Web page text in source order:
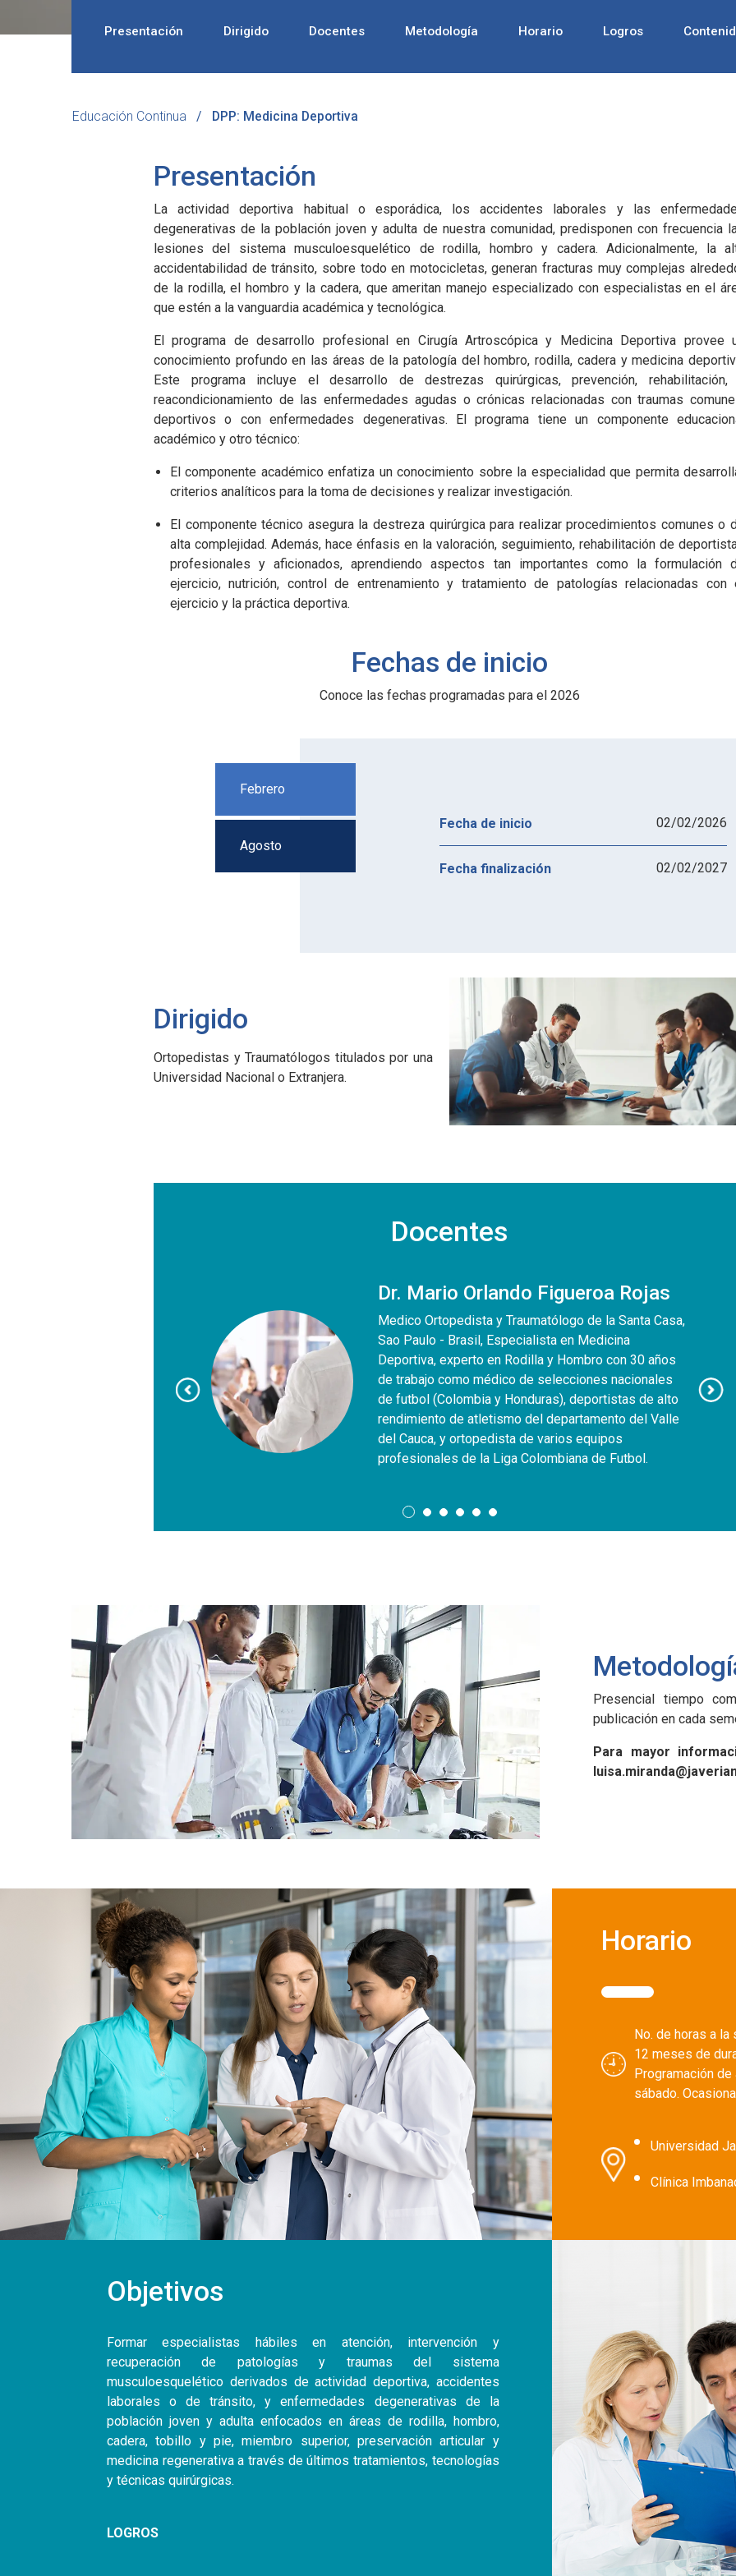
Presentación Dirigido Docentes Metodología Horario Logros
Educación Continua DPP: Medicina Deportiva
Presentación
La actividad deportiva habitual o esporádica, los accidentes laborales y las
degenerativas de la población joven y adulta de nuestra comunidad, predisponen con frecuencia
lesiones del sistema musculoesquelético de rodilla, hombro y cadera. Adicionalmente, la
accidentabilidad de tránsito, sobre todo en motocicletas, generan fracturas muy complejas
de la rodilla, el hombro y la cadera, que ameritan manejo especializado con especialistas en el
que estén a la vanguardia académica y tecnológica.
El programa de desarrollo profesional en Cirugía Artroscópica y Medicina Deportiva provee
conocimiento profundo en las áreas de la patología del hombro, rodilla, cadera y medicina
Este programa incluye el desarrollo de destrezas quirúrgicas, prevención,
reacondicionamiento de las enfermedades agudas o crónicas relacionadas con traumas
deportivos o con enfermedades degenerativas. El programa tiene un componente
académico y otro técnico:
El componente académico enfatiza un conocimiento sobre la especialidad que permita
criterios analíticos para la toma de decisiones y realizar investigación.
El componente técnico asegura la destreza quirúrgica para realizar procedimientos comunes o
alta complejidad. Además, hace énfasis en la valoración, seguimiento, rehabilitación de
profesionales y aficionados, aprendiendo aspectos tan importantes como la formulación
ejercicio, nutrición, control de entrenamiento y tratamiento de patologías relacionadas con
ejercicio y la práctica deportiva.
Fechas de inicio
Conoce las fechas programadas para el 2026
Febrero
Fecha de inicio 02/02/2026
Fecha finalización 02/02/2027
Agosto
Dirigido
Ortopedistas y Traumatólogos titulados por una
Universidad Nacional o Extranjera.
Docentes
varios equipos profesionales de
de Futbol y actualmente Jefe del
Dr. Mario Orlando Figueroa Rojas
Medico Ortopedista y Traumatólogo de la Santa Casa,
Sao Paulo - Brasil, Especialista en Medicina
Deportiva, experto en Rodilla y Hombro con 30 años
de trabajo como médico de selecciones nacionales
de futbol (Colombia y Honduras), deportistas de alto
rendimiento de atletismo del departamento del Valle
del Cauca, y ortopedista de varios equipos
profesionales de la Liga Colombiana de Futbol.
Presencial tiempo
publicación en cada
Para mayor
Horario
No. de horas a la
12 meses de
Programación
sábado.
Universidad
Clínica
Objetivos
Formar especialistas hábiles en atención, intervención y
recuperación de patologías y traumas del sistema
musculoesquelético derivados de actividad deportiva, accidentes
laborales o de tránsito, y enfermedades degenerativas de la
población joven y adulta enfocados en áreas de rodilla, hombro,
cadera, tobillo y pie, miembro superior, preservación articular y
medicina regenerativa a través de últimos tratamientos, tecnologías
y técnicas quirúrgicas.
LOGROS